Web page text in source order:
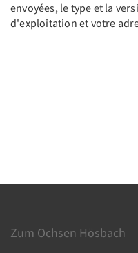
envoyées, le type et la
d'exploitation et votre
Zum Ochsen Hösbach